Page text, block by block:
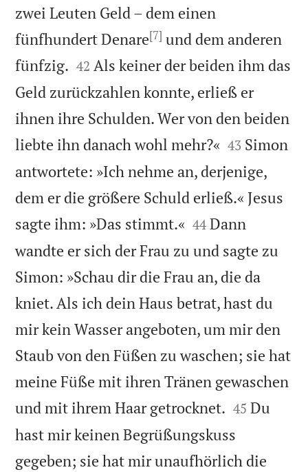
zwei Leuten Geld – dem einen
fünfhundert Denare[7] und dem anderen
fünfzig. 

42 Als keiner der beiden ihm das
Geld zurückzahlen konnte, erließ er
ihnen ihre Schulden. Wer von den beiden
liebte ihn danach wohl mehr?« 

43 Simon
antwortete: »Ich nehme an, derjenige,
dem er die größere Schuld erließ.« Jesus
sagte ihm: »Das stimmt.« 

44 Dann
wandte er sich der Frau zu und sagte zu
Simon: »Schau dir die Frau an, die da
kniet. Als ich dein Haus betrat, hast du
mir kein Wasser angeboten, um mir den
Staub von den Füßen zu waschen; sie hat
meine Füße mit ihren Tränen gewaschen
und mit ihrem Haar getrocknet. 

45 Du
hast mir keinen Begrüßungskuss
gegeben; sie hat mir unaufhörlich die